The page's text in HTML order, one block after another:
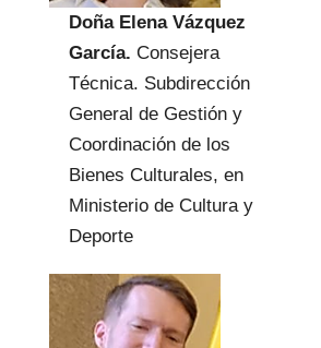
Doña Elena Vázquez
García. Consejera
Técnica. Subdirección
General de Gestión y
Coordinación de los
Bienes Culturales, en
Ministerio de Cultura y
Deporte